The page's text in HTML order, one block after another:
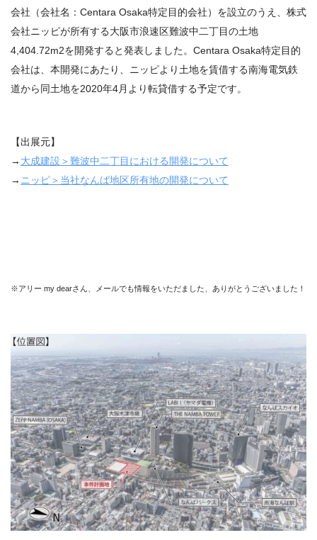
会社（会社名：Centara Osaka特定目的会社）を設立のうえ、株式
会社ニッピが所有する大阪市浪速区難波中二丁目の土地
4,404.72m2を開発すると発表しました。Centara Osaka特定目的
会社は、本開発にあたり、ニッピより土地を賃借する南海電気鉄
道から同土地を2020年4月より転貸借する予定です。
【出展元】
→ 大成建設＞難波中二丁目における開発について
→ ニッピ＞当社なんば地区所有地の開発について
※アリー my dearさん、メールでも情報をいただました、ありがとうございました！